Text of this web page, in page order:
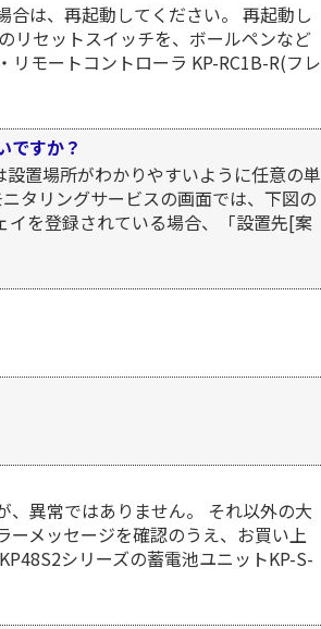
は、再起動してください。 再起動し
リセットスイッチを、ボールペンなど
モートコントローラ KP-RC1B-R(フレ
ですか？
置場所がわかりやすいように任意の単
リングサービスの画面では、下図の
を登録されている場合、「設置先[案
異常ではありません。 それ以外の大
メッセージを確認のうえ、お買い上
シリーズの蓄電池ユニットKP-S-